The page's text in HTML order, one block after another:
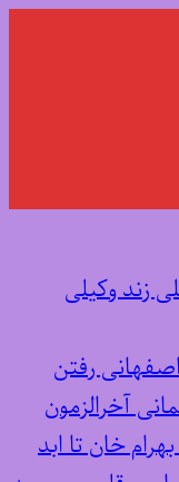
زند وکیلی
رفتن
آخرالزمون
خان تا ابد